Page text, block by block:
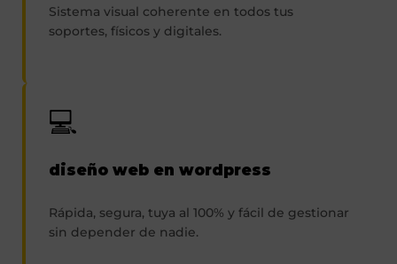
Sistema visual coherente en todos tus
soportes, físicos y digitales.
💻
diseño web en wordpress
Rápida, segura, tuya al 100% y fácil de gestionar
sin depender de nadie.